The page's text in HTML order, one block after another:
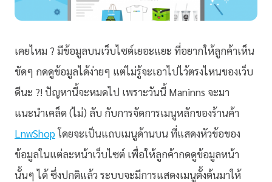
เคยไหม ? มีข้อมูลบนเว็บไซต์เยอะแยะ ที่อยากให้ลูกค้าเห็น
ชัดๆ กดดูข้อมูลได้ง่ายๆ แต่ไม่รู้จะเอาไปไว้ตรงไหนของเว็บ
ดีนะ ?! ปัญหานี้จะหมดไป เพราะวันนี้ Maninns จะมา
แนะนำเคล็ด (ไม่) ลับ กับการจัดการเมนูหลักของร้านค้า
LnwShopโดยจะเป็นแถบเมนูด้านบน ที่แสดงหัวข้อของ
ข้อมูลในแต่ละหน้าเว็บไซต์ เพื่อให้ลูกค้ากดดูข้อมูลหน้า
นั้นๆ ได้ ซึ่งปกติแล้ว ระบบจะมีการแสดงเมนูตั้งต้นมาให้